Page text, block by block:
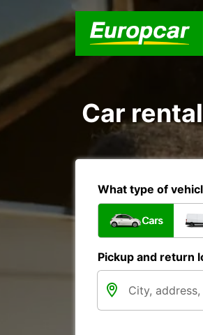
Car
What type of
Cars
Pickup and return